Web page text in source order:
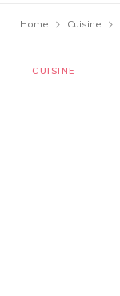
Home Cuisine
CUISINE